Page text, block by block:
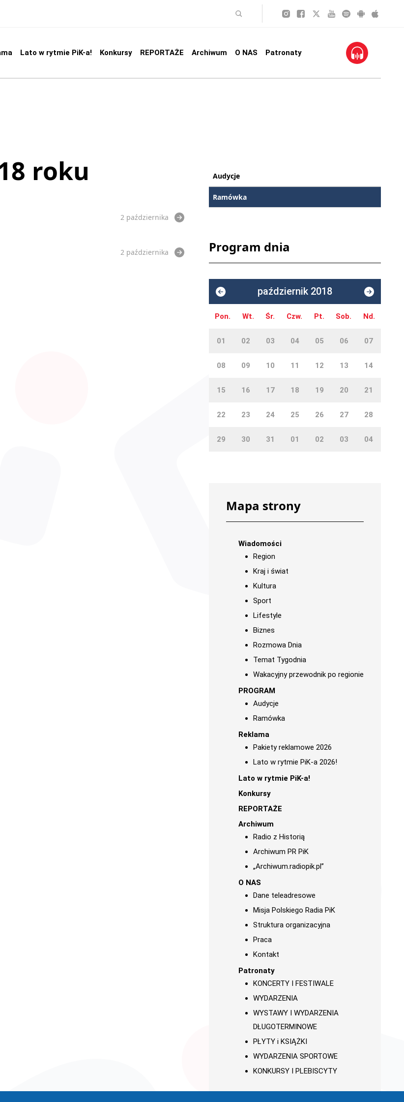
Lato w rytmie PiK-a! Konkursy REPORTAŻE Archiwum O NAS Patronaty
roku
2 października
2 października
Audycje
Ramówka
Program dnia
październik 2018
Pon. Wt. Śr. Czw. Pt. Sob. Nd.
01 02 03 04 05 06 07
08 09 10 11 12 13 14
15 16 17 18 19 20 21
22 23 24 25 26 27 28
29 30 31 01 02 03 04
Mapa strony
Wiadomości
Region
Kraj i świat
Kultura
Sport
Lifestyle
Biznes
Rozmowa Dnia
Temat Tygodnia
Wakacyjny przewodnik po regionie
PROGRAM
Audycje
Ramówka
Reklama
Pakiety reklamowe 2026
Lato w rytmie PiK-a 2026!
Lato w rytmie PiK-a!
Konkursy
REPORTAŻE
Archiwum
Radio z Historią
Archiwum PR PiK
„Archiwum.radiopik.pl”
O NAS
Dane teleadresowe
Misja Polskiego Radia PiK
Struktura organizacyjna
Praca
Kontakt
Patronaty
KONCERTY I FESTIWALE
WYDARZENIA
WYSTAWY I WYDARZENIA
DŁUGOTERMINOWE
PŁYTY i KSIĄŻKI
WYDARZENIA SPORTOWE
KONKURSY I PLEBISCYTY